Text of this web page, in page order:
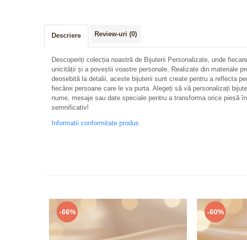
Descriere Review-uri (0)
Descoperiți colecția noastră de Bijuterii Personalizate, unde
unicității și a poveștii voastre personale. Realizate din materiale
deosebită la detalii, aceste bijuterii sunt create pentru a reflecta
fiecărei persoane care le va purta. Alegeți să vă personalizați
nume, mesaje sau date speciale pentru a transforma orice piesă
semnificativ!
Informatii conformitate produs
-66% -60%